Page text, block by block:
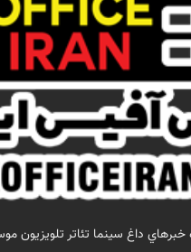
خبرهاي داغ سينما تئاتر تلويزيون